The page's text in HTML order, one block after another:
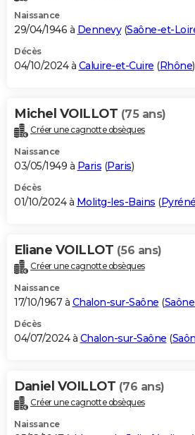
Naissance
29/04/1946 à Dennevy(Saône-et-
Décès
04/10/2024 à Caluire-et-Cuire (Rhône)
Michel VOILLOT (75 ans)
Créer une cagnotte obsèques
Naissance
03/05/1949 à Paris (Paris)
Décès
01/10/2024 à Molitg-les-Bains (
Eliane VOILLOT (56 ans)
Créer une cagnotte obsèques
Naissance
17/10/1967 à Chalon-sur-Saône (
Décès
04/07/2024 à Chalon-sur-Saône (
Daniel VOILLOT (76 ans)
Créer une cagnotte obsèques
Naissance